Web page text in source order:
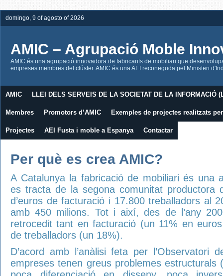
domingo, 9 of agosto of 2026
AMIC – Agrupació Moble
AMIC és una agrupació innovadora de fabricants de mobiliari que
empreses membres del clúster. AMIC és una AEI reconeguda pel Ministeri
AMIC LLEI DELS SERVEIS DE LA SOCIETAT DE LA INFORMACIÓ
Membres Promotors d’AMIC Exemples de projectes realitzats
Projectes AEI Fusta i moble a Espanya Contactar
Per què es crea AMIC?
A Catalunya la fabricació de mobiliari és una
es tracta de la segona comunitat productora
d’euros de facturació i 17.800 treballadors al
amb 450 milions. Tot i així, des de l’any
retrocedit tant en facturació (un 11% en
de treballadors (un 18%).
D’acord amb l’anàlisi feta per l’Observatori
empreses tenen greus problemes estructurals